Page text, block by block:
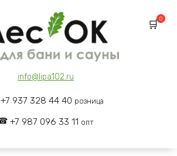
info@lipa102.ru
+7 937 328 44 40 розница
+7 987 096 33 11 опт
0